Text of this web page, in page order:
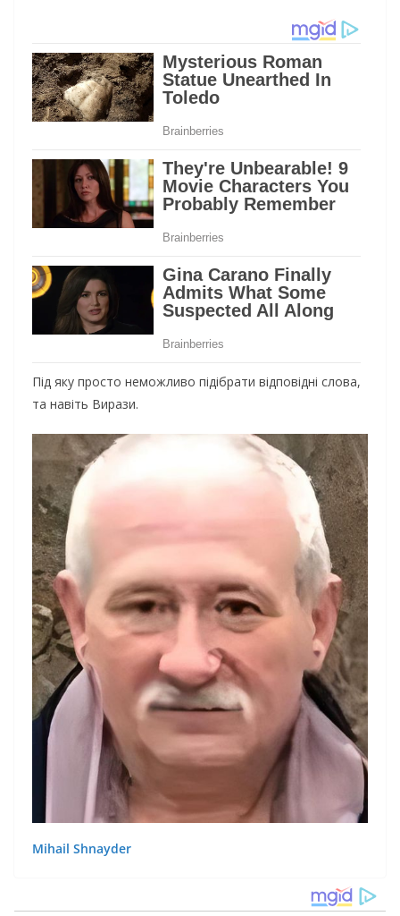
Під яку просто неможливо підібрати відповідні слова,
та навіть Вирази.
Mihail Shnayder